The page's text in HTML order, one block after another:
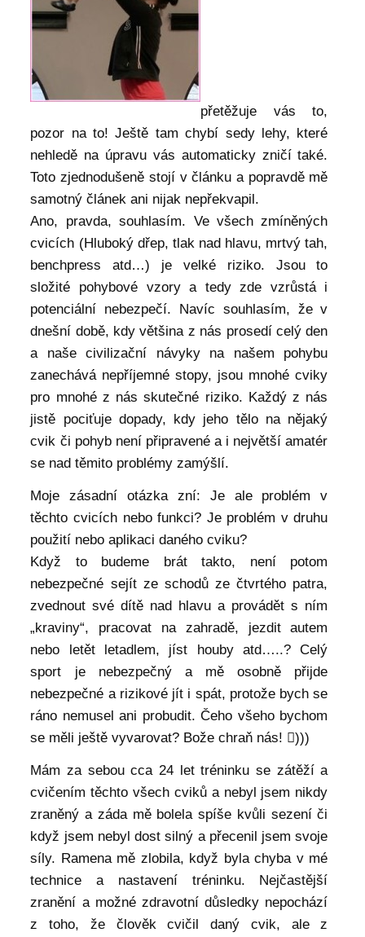
přetěžuje vás to,
pozor na to! Ještě tam chybí sedy lehy, které
nehledě na úpravu vás automaticky zničí také.
Toto zjednodušeně stojí v článku a popravdě mě
samotný článek ani nijak nepřekvapil.
Ano, pravda, souhlasím. Ve všech zmíněných
cvicích (Hluboký dřep, tlak nad hlavu, mrtvý tah,
benchpress atd…) je velké riziko. Jsou to
složité pohybové vzory a tedy zde vzrůstá i
potenciální nebezpečí. Navíc souhlasím, že v
dnešní době, kdy většina z nás prosedí celý den
a naše civilizační návyky na našem pohybu
zanechává nepříjemné stopy, jsou mnohé cviky
pro mnohé z nás skutečné riziko. Každý z nás
jistě pociťuje dopady, kdy jeho tělo na nějaký
cvik či pohyb není připravené a i největší amatér
se nad těmito problémy zamýšlí.
Moje zásadní otázka zní: Je ale problém v
těchto cvicích nebo funkci? Je problém v druhu
použití nebo aplikaci daného cviku?
Když to budeme brát takto, není potom
nebezpečné sejít ze schodů ze čtvrtého patra,
zvednout své dítě nad hlavu a provádět s ním
„kraviny“, pracovat na zahradě, jezdit autem
nebo letět letadlem, jíst houby atd…..? Celý
sport je nebezpečný a mě osobně přijde
nebezpečné a rizikové jít i spát, protože bych se
ráno nemusel ani probudit. Čeho všeho bychom
se měli ještě vyvarovat? Bože chraň nás! )))
Mám za sebou cca 24 let tréninku se zátěží a
cvičením těchto všech cviků a nebyl jsem nikdy
zraněný a záda mě bolela spíše kvůli sezení či
když jsem nebyl dost silný a přecenil jsem svoje
síly. Ramena mě zlobila, když byla chyba v mé
technice a nastavení tréninku. Nejčastější
zranění a možné zdravotní důsledky nepochází
z toho, že člověk cvičil daný cvik, ale z